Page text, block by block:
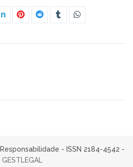
- ISSN 2184-4542 -
GESTLEGAL